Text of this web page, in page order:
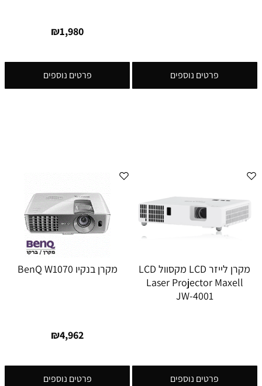
פרטים נוספים
₪1,980
פרטים נוספים
מקרן לייזר LCD מקסוול LCD
Laser Projector Maxell
JW-4001
פרטים נוספים
מקרן בנקיו BenQ W1070
₪4,962
פרטים נוספים